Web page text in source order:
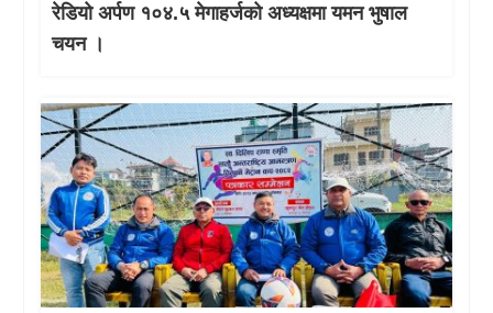
रेडियो अर्पण १०४.५ मेगाहर्जको अध्यक्षमा यमन भुषाल
चयन ।